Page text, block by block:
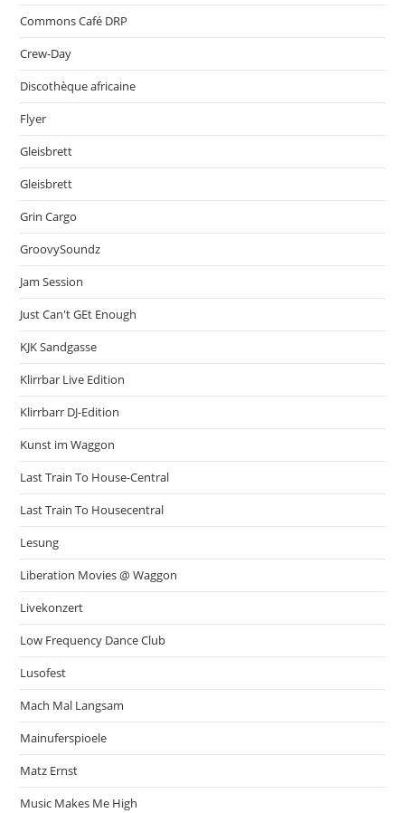
Commons Café DRP
Crew-Day
Discothèque africaine
Flyer
Gleisbrett
Gleisbrett
Grin Cargo
GroovySoundz
Jam Session
Just Can't GEt Enough
KJK Sandgasse
Klirrbar Live Edition
Klirrbarr DJ-Edition
Kunst im Waggon
Last Train To House-Central
Last Train To Housecentral
Lesung
Liberation Movies @ Waggon
Livekonzert
Low Frequency Dance Club
Lusofest
Mach Mal Langsam
Mainuferspioele
Matz Ernst
Music Makes Me High